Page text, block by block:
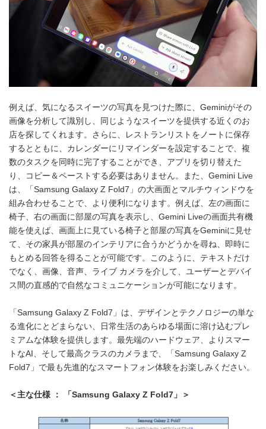
例えば、気になるスイーツの写真を見つけた際に、Geminiがその
画像を分析して識別し、同じようなスイーツを提供する近くのお
店を探してくれます。さらに、レストランリストをノートに保存
するとともに、カレンダーにリマインダーを設定することで、複
数のタスクを同時に完了することができ、アプリを切り替えた
り、コピー＆ペーストする必要はありません。また、Gemini Live
は、「Samsung Galaxy Z Fold7」の大画面とマルチウィンドウを
組み合わせることで、より便利になります。例えば、左の画面に
椅子、右の画面に部屋の写真を表示し、Gemini Liveの画面共有機
能を使えば、画面上に見ている椅子と部屋の写真をGeminiに見せ
て、その家具が部屋のインテリアに合うかどうかを尋ね、即時に
もとめる回答を得ることが可能です。このように、テキストだけ
でなく、画像、音声、ライブ カメラを介して、ユーザーとデバイ
ス間の直感的で自然なコミュニケーションが可能になります。
「Samsung Galaxy Z Fold7」は、デザインとテクノロジーの単な
る進化にとどまらない、日常生活のあらゆる場面に溶け込むプレ
ミアムな体験を提供します。最先端のハードウェア、よりスマー
トなAI、そして最高クラスのカメラまで、「Samsung Galaxy Z
Fold7」で最も先進的なスマートフォン体験をお楽しみください。
＜主な仕様 ： 「 Samsung Galaxy Z Fold7 」＞